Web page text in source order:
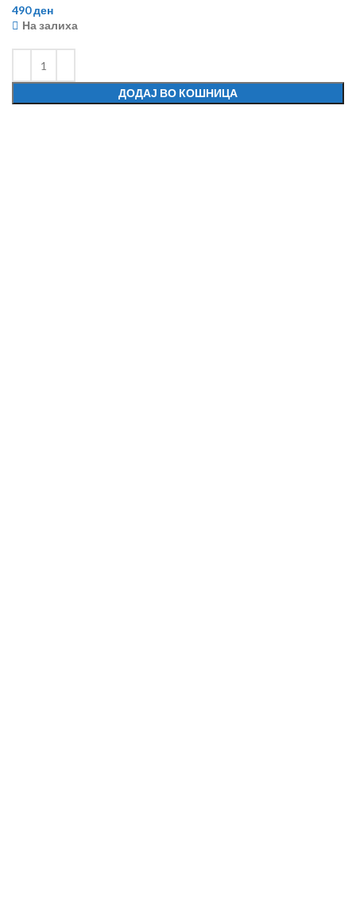
490ден
На залиха
ДОДАЈ ВО КОШНИЦА